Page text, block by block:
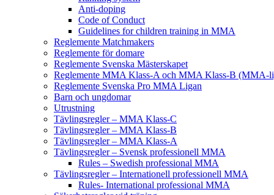
Anti-doping
Code of Conduct
Guidelines for children training in MMA
Reglemente Matchmakers
Reglemente för domare
Reglemente Svenska Mästerskapet
Reglemente MMA Klass-A och MMA Klass-B (MMA-
Reglemente Svenska Pro MMA Ligan
Barn och ungdomar
Utrustning
Tävlingsregler – MMA Klass-C
Tävlingsregler – MMA Klass-B
Tävlingsregler – MMA Klass-A
Tävlingsregler – Svensk professionell MMA
Rules – Swedish professional MMA
Tävlingsregler – Internationell professionell MMA
Rules- International professional MMA